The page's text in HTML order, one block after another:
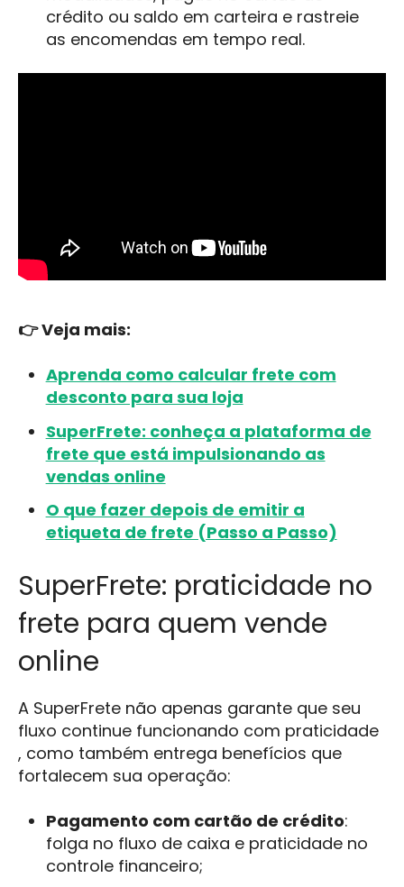
crédito ou saldo em carteira e rastreie
as encomendas em tempo real.
👉 Veja mais:
Aprenda como calcular frete com
desconto para sua loja
SuperFrete: conheça a plataforma de
frete que está impulsionando as
vendas online
O que fazer depois de emitir a
etiqueta de frete (Passo a Passo)
SuperFrete: praticidade no
frete para quem vende
online
A SuperFrete não apenas garante que seu
fluxo continue funcionando com praticidade
, como também entrega benefícios que
fortalecem sua operação:
Pagamento com cartão de crédito:
folga no fluxo de caixa e praticidade no
controle financeiro;